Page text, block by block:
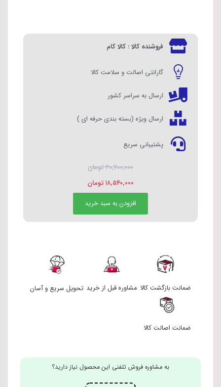
فروشنده کالا : کالا کام
گارانتی اصالت و سلامت کالا
ارسال به سراسر کشور
ارسال ویژه (بسته بندی حرفه ای )
پشتیبانی سریع
۲۰,۷۰۰,۰۰۰تومان
۱۸,۵۴۰,۰۰۰تومان
افزودن به سبد خرید
ضمانت بازگشت کالا مشاوره قبل از خرید تحویل سریع و آسان
ضمانت اصالت کالا
به مشاوره فروش تلفنی این محصول نیاز دارید؟